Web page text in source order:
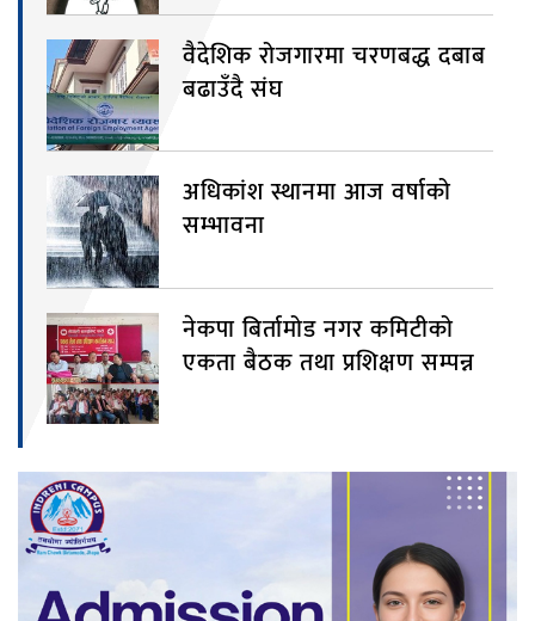
वैदेशिक रोजगारमा चरणबद्ध दबाब
बढाउँदै संघ
अधिकांश स्थानमा आज वर्षाको
सम्भावना
नेकपा बिर्तामोड नगर कमिटीको
एकता बैठक तथा प्रशिक्षण सम्पन्न